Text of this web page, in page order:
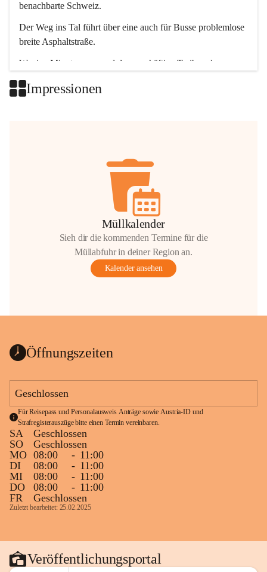
benachbarte Schweiz.
Der Weg ins Tal führt über eine auch für Busse problemlose
breite Asphaltstraße.
Wenige Minuten nur, und das geschäftige Treiben der
Impressionen
Müllkalender
Sieh dir die kommenden Termine für die
Müllabfuhr in deiner Region an.
Kalender ansehen
Öffnungszeiten
Geschlossen
Für Reisepass und Personalausweis Anträge sowie Austria-ID und
Strafregisterauszüge bitte einen Termin vereinbaren.
SA
Geschlossen
SO
Geschlossen
MO 08:00 - 11:00
DI
08:00 - 11:00
MI
08:00 - 11:00
DO
08:00 - 11:00
FR
Geschlossen
Zuletzt bearbeitet: 25.02.2025
Veröffentlichungsportal